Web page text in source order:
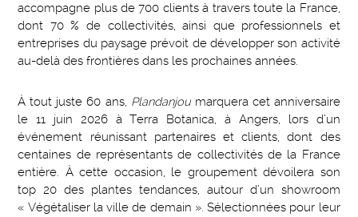
accompagne plus de 700 clients à travers toute la France,
dont 70 % de collectivités, ainsi que professionnels et
entreprises du paysage prévoit de développer son activité
au-delà des frontières dans les prochaines années.
À tout juste 60 ans, Plandanjoumarquera cet anniversaire
le 11 juin 2026 à Terra Botanica, à Angers, lors d’un
événement réunissant partenaires et clients, dont des
centaines de représentants de collectivités de la France
entière. À cette occasion, le groupement dévoilera son
top 20 des plantes tendances, autour d’un showroom
« Végétaliser la ville de demain ». Sélectionnées pour leur